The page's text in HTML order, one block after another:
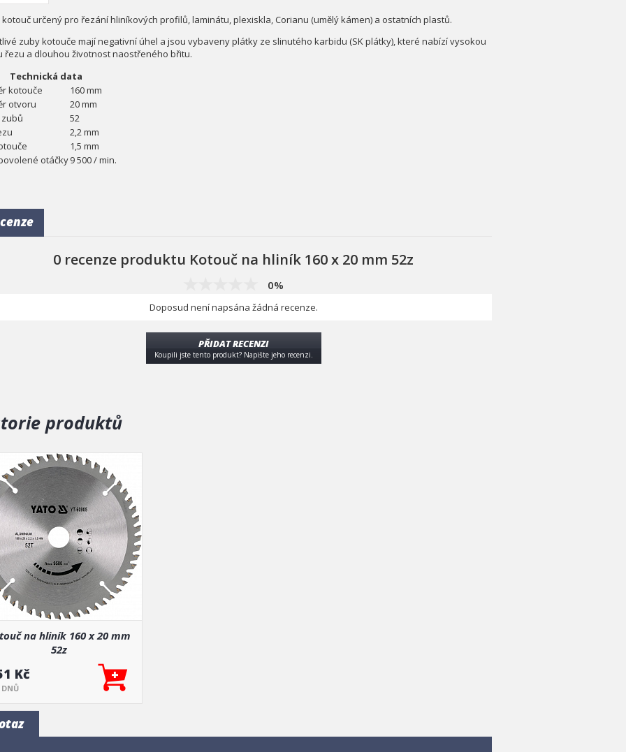
kotouč určený pro řezání hliníkových profilů, laminátu, plexiskla, Corianu (umělý kámen) a ostatních plastů.
zuby kotouče mají negativní úhel a jsou vybaveny plátky ze slinutého karbidu (SK plátky), které nabízí vysokou
řezu a dlouhou životnost naostřeného břitu.
Technická data
kotouče
160 mm
otvoru
20 mm
52
2,2 mm
1,5 mm
otáčky9 500 / min.
0 recenze produktu Kotouč na hliník 160 x 20 mm 52z
0%
Doposud není napsána žádná recenze.
PŘIDAT RECENZI
Koupili jste tento produkt? Napište jeho recenzi.
produktů
na hliník 160 x 20 mm
52z
Kč
DNŮ